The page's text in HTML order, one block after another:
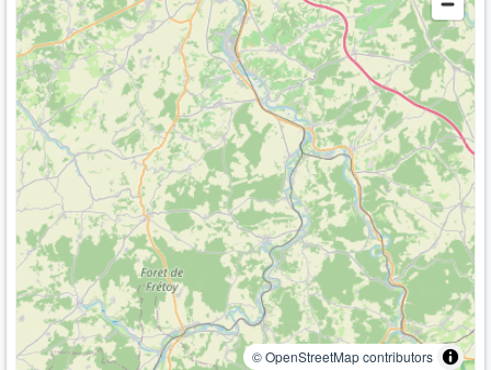
© OpenStreetMap contributors